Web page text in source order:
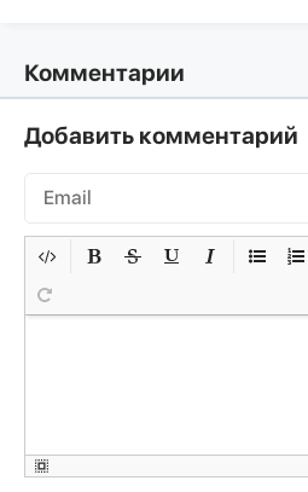
Комментарии
Добавить комментарий